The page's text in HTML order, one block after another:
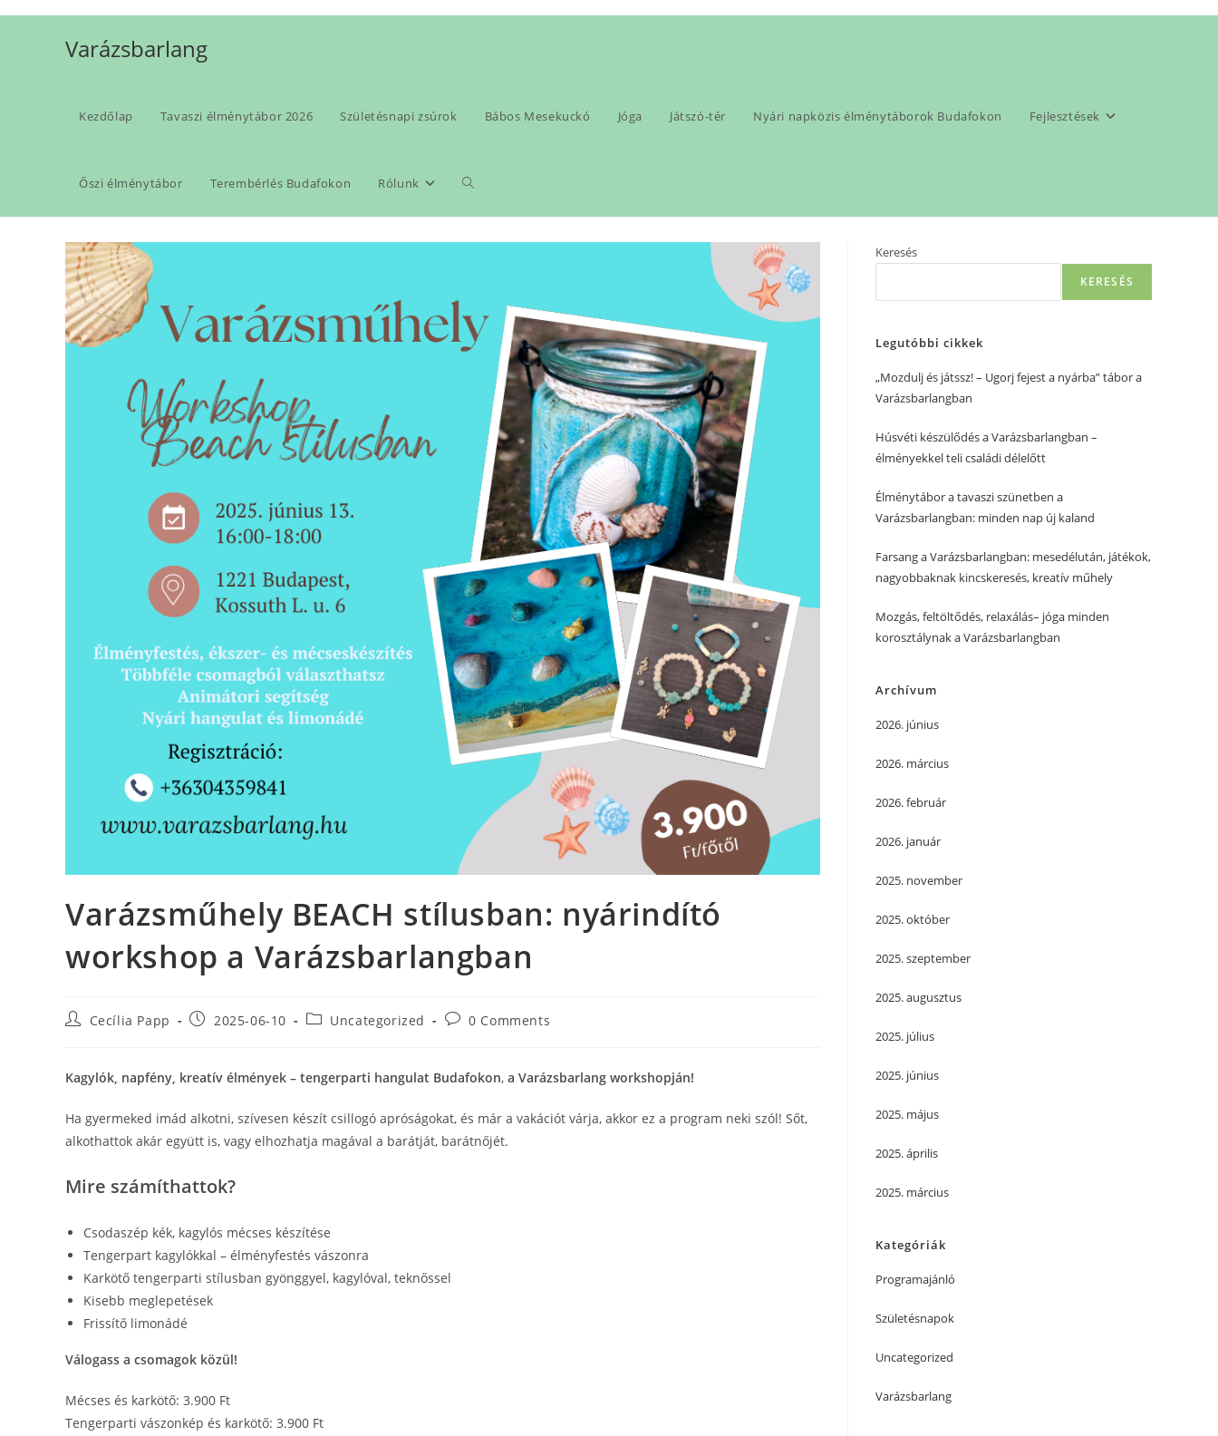
Varázsbarlang
Kezdőlap Tavaszi élménytábor 2026 Születésnapi zsúrok Bábos Mesekuckó Jóga Játszó-tér Nyári napközis élménytáborok Budafokon Fejlesztések
Őszi élménytábor Terembérlés Budafokon Rólunk Toggle
search
Varázsműhely BEACH stílusban: nyárindító
workshop a Varázsbarlangban
PostCecília Papp
Post2025-06-10
PostUncategorized
Post0 Comments
Kagylók, napfény, kreatív élmények – tengerparti hangulat Budafokon, a Varázsbarlang workshopján!
Ha gyermeked imád alkotni, szívesen készít csillogó apróságokat, és már a vakációt várja, akkor ez a program neki szól! Sőt,
alkothattok akár együtt is, vagy elhozhatja magával a barátját, barátnőjét.
Mire számíthattok?
Csodaszép kék, kagylós mécses készítése
Tengerpart kagylókkal – élményfestés vászonra
Karkötő tengerparti stílusban gyönggyel, kagylóval, teknőssel
Kisebb meglepetések
Frissítő limonádé
Válogass a csomagok közül!
Mécses és karkötő: 3.900 Ft
Tengerparti vászonkép és karkötő: 3.900 Ft
Keresés
KERESÉS
Legutóbbi cikkek
„Mozdulj és játssz! – Ugorj fejest a nyárba” tábor a
Varázsbarlangban
Húsvéti készülődés a Varázsbarlangban –
élményekkel teli családi délelőtt
Élménytábor a tavaszi szünetben a
Varázsbarlangban: minden nap új kaland
Farsang a Varázsbarlangban: mesedélután, játékok,
nagyobbaknak kincskeresés, kreatív műhely
Mozgás, feltöltődés, relaxálás– jóga minden
korosztálynak a Varázsbarlangban
Archívum
2026. június
2026. március
2026. február
2026. január
2025. november
2025. október
2025. szeptember
2025. augusztus
2025. július
2025. június
2025. május
2025. április
2025. március
Kategóriák
Programajánló
Születésnapok
Uncategorized
Varázsbarlang